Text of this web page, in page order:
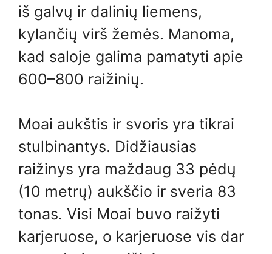
iš galvų ir dalinių liemens,
kylančių virš žemės. Manoma,
kad saloje galima pamatyti apie
600–800 raižinių.
Moai aukštis ir svoris yra tikrai
stulbinantys. Didžiausias
raižinys yra maždaug 33 pėdų
(10 metrų) aukščio ir sveria 83
tonas. Visi Moai buvo raižyti
karjeruose, o karjeruose vis dar